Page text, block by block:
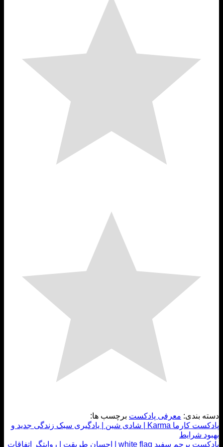
بندی:معرفی پادکستبرچسب ها:
پادکست کارما Karma | شادی شین | یادگیری سبک زندگی جدید و
شرایط
پادکست پرچم سفید white flag | احسان طریقت | روایتگر اتفاقات